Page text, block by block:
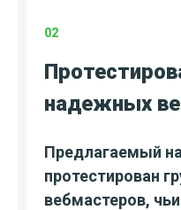
02
надежных
Предлагаемый
протестирован
вебмастеров,